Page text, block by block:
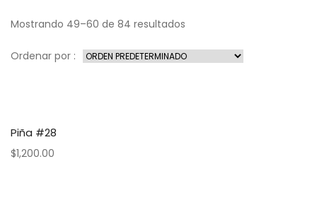
Mostrando 49–60 de 84 resultados
Ordenar por :
Piña #28
$1,200.00